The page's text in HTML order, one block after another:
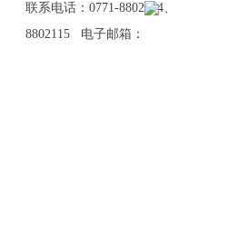
联系电话：0771-8802114、
8802115 电子邮箱：